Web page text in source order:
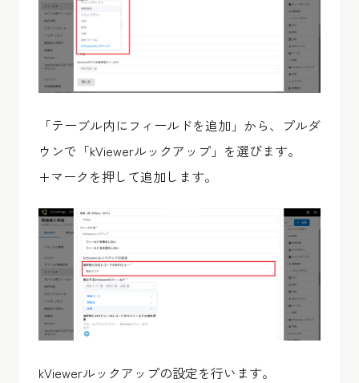
「テーブル内にフィールドを追加」から、プルダ
ウンで「kViewerルックアップ」を選びます。
+マークを押して追加します。
kViewerルックアップの設定を行います。